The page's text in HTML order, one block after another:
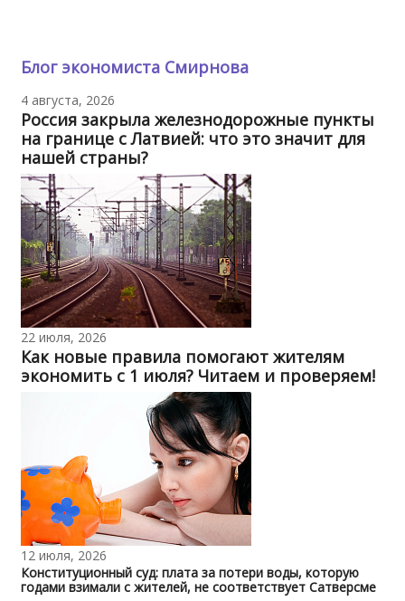
Блог экономиста Смирнова
4 августа, 2026
Россия закрыла железнодорожные пункты
на границе с Латвией: что это значит для
нашей страны?
22 июля, 2026
Как новые правила помогают жителям
экономить с 1 июля? Читаем и проверяем!
12 июля, 2026
Конституционный суд: плата за потери воды, которую
годами взимали с жителей, не соответствует Сатверсме